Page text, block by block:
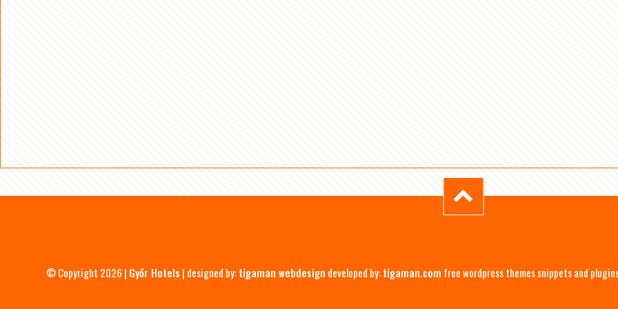
© Copyright 2026 | Győr Hotels | designed by:tigaman webdesign developed by:tigaman.com free wordpress themes snippets and